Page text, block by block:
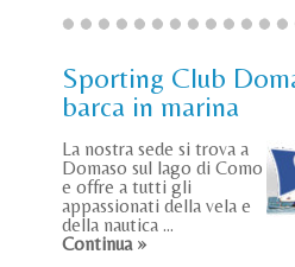
Sporting Club
barca in marina
La nostra sede si trova a
Domaso sul lago di Como
e offre a tutti gli
appassionati della vela e
della nautica ...
Continua »